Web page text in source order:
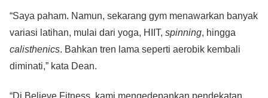
“Saya paham. Namun, sekarang gym menawarkan banyak
variasi latihan, mulai dari yoga, HIIT, spinning, hingga
calisthenics. Bahkan tren lama seperti aerobik kembali
diminati,” kata Dean.